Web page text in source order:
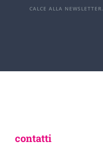
CALCE ALLA NEWSLETTER.
contatti